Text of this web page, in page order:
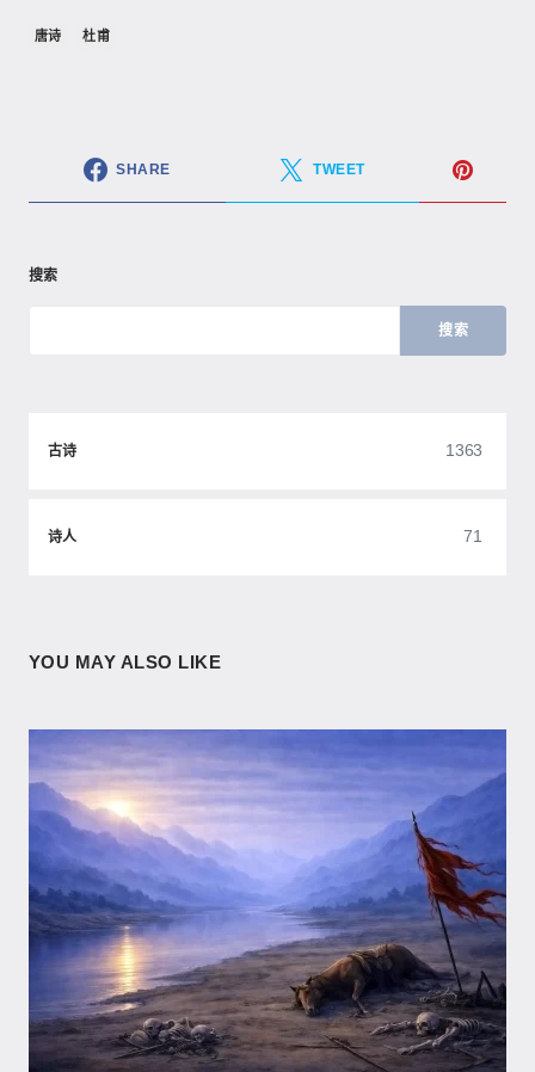
唐诗 杜甫
SHARE TWEET
搜索
搜索
古诗 1363
诗人 71
YOU MAY ALSO LIKE